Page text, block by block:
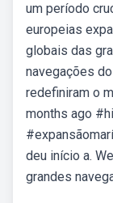
um período
europeias
globais das
navegações
redefiniram o
months ago
deu início a.
grandes